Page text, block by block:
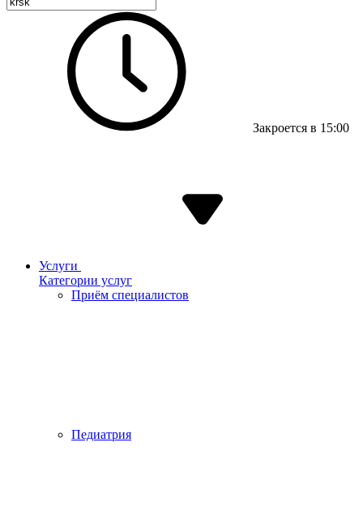
Закроется в 15:00
Услуги
Категории услуг
Приём специалистов
Педиатрия